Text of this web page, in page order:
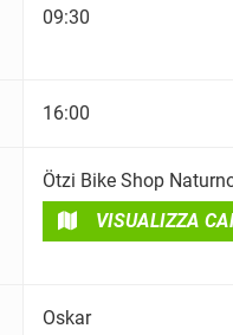
09:30
16:00
Ötzi Bike Shop
VISUALIZZA
Oskar